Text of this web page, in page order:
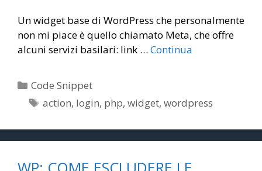
Un widget base di WordPress che personalmente
non mi piace è quello chiamato Meta, che offre
alcuni servizi basilari: link … Continua
Categorie
Code Snippet
Tag
action, login, php,widget,wordpress